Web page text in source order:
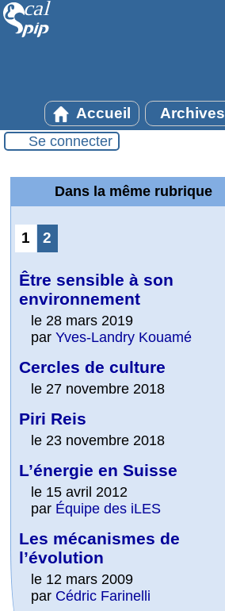
Accueil Archives
Se connecter
Dans la même rubrique
1 2
Être sensible à son
environnement
le 28 mars 2019
parYves-Landry Kouamé
Cercles de culture
le 27 novembre 2018
Piri Reis
le 23 novembre 2018
L’énergie en Suisse
le 15 avril 2012
par Équipe des iLES
Les mécanismes de
l’évolution
le 12 mars 2009
par Cédric Farinelli